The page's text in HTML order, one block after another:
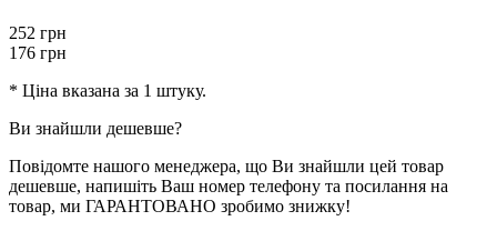
252 грн
176 грн
* Ціна вказана за 1 штуку.
Ви знайшли дешевше?
Повідомте нашого менеджера, що Ви знайшли цей товар
дешевше, напишіть Ваш номер телефону та посилання на
товар, ми ГАРАНТОВАНО зробимо знижку!